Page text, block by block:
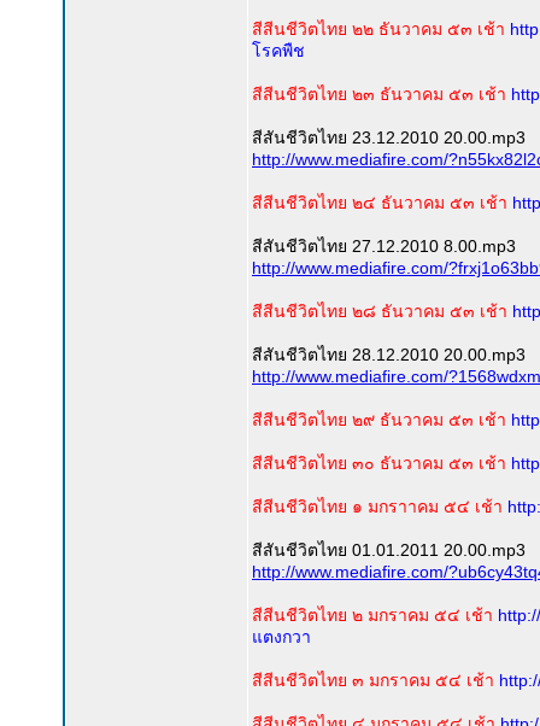
สีสีนชีวิตไทย ๒๒ ธันวาคม ๕๓ เช้า
โรคพืช
สีสีนชีวิตไทย ๒๓ ธันวาคม ๕๓ เช้า
สีสันชีวิตไทย 23.12.2010 20.00.mp3
http://www.mediafire.com/
สีสีนชีวิตไทย ๒๔ ธันวาคม ๕๓ เช้า
สีสันชีวิตไทย 27.12.2010 8.00.mp3
http://www.mediafire.com/
สีสีนชีวิตไทย ๒๘ ธันวาคม ๕๓ เช้า
สีสันชีวิตไทย 28.12.2010 20.00.mp3
http://www.mediafire.com/
สีสีนชีวิตไทย ๒๙ ธันวาคม ๕๓ เช้า
สีสีนชีวิตไทย ๓๐ ธันวาคม ๕๓ เช้า
สีสีนชีวิตไทย ๑ มกราาคม ๕๔ เช้า
สีสันชีวิตไทย 01.01.2011 20.00.mp3
http://www.mediafire.com/
สีสีนชีวิตไทย ๒ มกราคม ๕๔ เช้า
แตงกวา
สีสีนชีวิตไทย ๓ มกราคม ๕๔ เช้า